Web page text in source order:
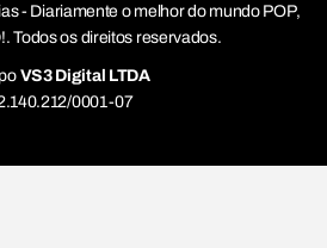
- Diariamente o melhor do mundo POP,
Todos os direitos reservados.
VS3 Digital LTDA
0001-07